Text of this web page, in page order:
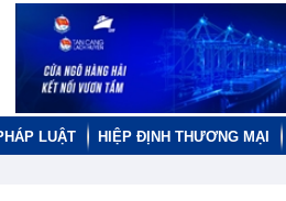
LUẬT HIỆP ĐỊNH THƯƠNG MẠI